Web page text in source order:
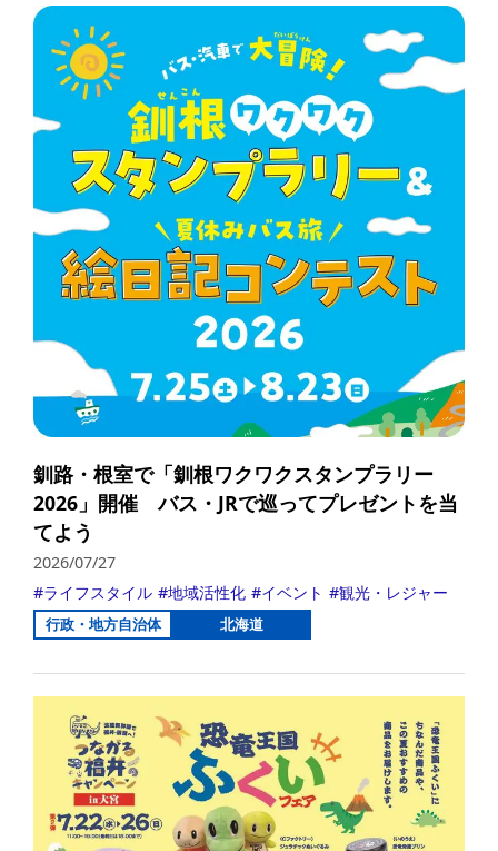
釧路・根室で「釧根ワクワクスタンプラリー
2026」開催 バス・JRで巡ってプレゼントを当
てよう
2026/07/27
ライフスタイル
地域活性化 イベント 観光・レジャー
行政・地方自治体 北海道